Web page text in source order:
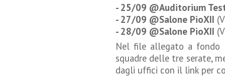
- 25/09 @Auditorium
- 27/09 @Salone PioXII
- 28/09 @Salone PioXII
Nel file allegato a fondo
squadre delle tre serate,
dagli uffici con il link per